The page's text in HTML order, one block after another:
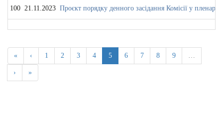
100 21.11.2023 Проєкт порядку денного засідання Комісії у
« ‹ 1 2 3 4 5 6 7 8 9 …
› »